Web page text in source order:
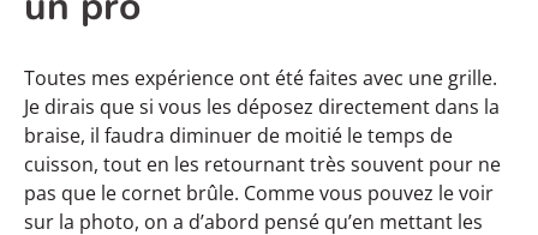
Toutes mes expérience ont été faites avec une grille.
Je dirais que si vous les déposez directement dans la
braise, il faudra diminuer de moitié le temps de
cuisson, tout en les retournant très souvent pour ne
pas que le cornet brûle. Comme vous pouvez le voir
sur la photo, on a d’abord pensé qu’en mettant les